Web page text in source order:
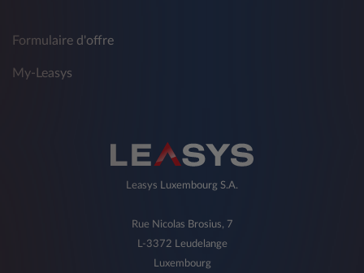
Formulaire d'offre
My-Leasys
Leasys Luxembourg S.A.
Rue Nicolas Brosius, 7
L-3372 Leudelange
Luxembourg